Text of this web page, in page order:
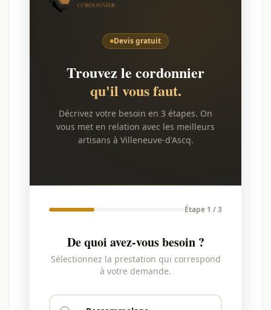
Devis gratuit
Trouvez le cordonnier
qu'il vous faut.
Décrivez votre besoin en 3 étapes. On
vous met en relation avec les meilleurs
artisans à Villeneuve-d'Ascq.
Étape 1 / 3
De quoi avez-vous besoin ?
Sélectionnez la prestation qui correspond
à votre demande.